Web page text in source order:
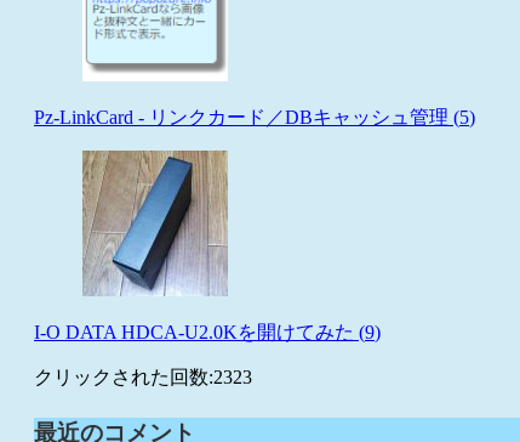
Pz-LinkCard - リンクカード／DBキャッシュ管理 (5)
I-O DATA HDCA-U2.0Kを開けてみた (9)
クリックされた回数:2323
最近のコメント